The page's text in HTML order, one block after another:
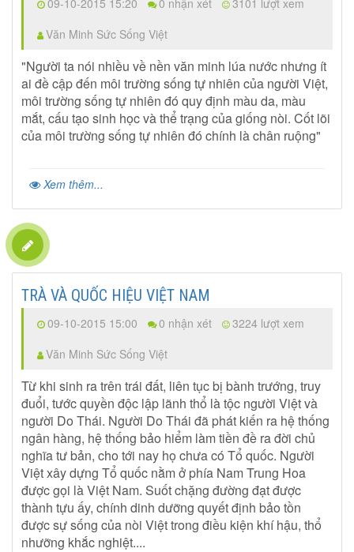
Văn Minh Sức Sống Việt
"Người ta nói nhiều về nền văn minh lúa nước nhưng ít
ai đề cập đến môi trường sống tự nhiên của người Việt,
môi trường sống tự nhiên đó quy định màu da, màu
mắt, cấu tạo sinh học và thể trạng của giống nòi. Cốt lõi
của môi trường sống tự nhiên đó chính là chân ruộng"
Xem thêm...
TRÀ VÀ QUỐC HIỆU VIỆT NAM
09-10-2015 15:00 0 nhận xét
3224 lượt xem
Văn Minh Sức Sống Việt
Từ khi sinh ra trên trái đất, liên tục bị bành trướng, truy
đuổi, tước quyền độc lập lãnh thổ là tộc người Việt và
người Do Thái. Người Do Thái đã phát kiến ra hệ thống
ngân hàng, hệ thống bảo hiểm làm tiền đề ra đời chủ
nghĩa tư bản, cho tới nay họ chưa có Tổ quốc. Người
Việt xây dựng Tổ quốc nằm ở phía Nam Trung Hoa
được gọi là Việt Nam. Suốt chặng đường đạt được
thành tựu ấy, chính dinh dưỡng quyết định bảo tồn
được sự sống của nòi Việt trong điều kiện khí hậu, thổ
nhưỡng khắc nghiệt....